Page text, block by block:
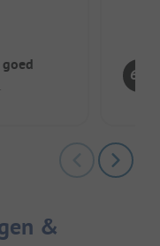
goed
6.4
&